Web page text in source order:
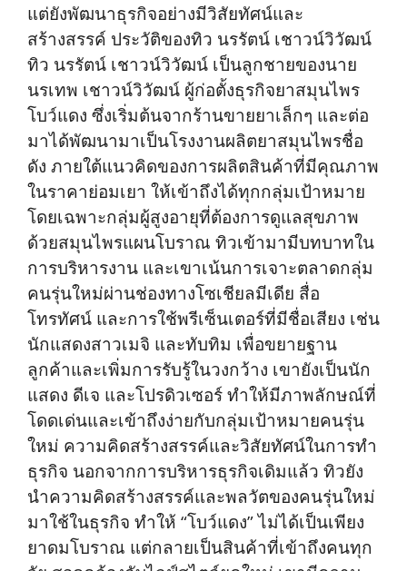
แต่ยังพัฒนาธุรกิจอย่างมีวิสัยทัศน์และ
สร้างสรรค์ ประวัติของทิว นรรัตน์ เชาวน์วิวัฒน์
ทิว นรรัตน์ เชาวน์วิวัฒน์ เป็นลูกชายของนาย
นรเทพ เชาวน์วิวัฒน์ ผู้ก่อตั้งธุรกิจยาสมุนไพร
โบว์แดง ซึ่งเริ่มต้นจากร้านขายยาเล็กๆ และต่อ
มาได้พัฒนามาเป็นโรงงานผลิตยาสมุนไพรชื่อ
ดัง ภายใต้แนวคิดของการผลิตสินค้าที่มีคุณภาพ
ในราคาย่อมเยา ให้เข้าถึงได้ทุกกลุ่มเป้าหมาย
โดยเฉพาะกลุ่มผู้สูงอายุที่ต้องการดูแลสุขภาพ
ด้วยสมุนไพรแผนโบราณ ทิวเข้ามามีบทบาทใน
การบริหารงาน และเขาเน้นการเจาะตลาดกลุ่ม
คนรุ่นใหม่ผ่านช่องทางโซเชียลมีเดีย สื่อ
โทรทัศน์ และการใช้พรีเซ็นเตอร์ที่มีชื่อเสียง เช่น
นักแสดงสาวเมจิ และทับทิม เพื่อขยายฐาน
ลูกค้าและเพิ่มการรับรู้ในวงกว้าง เขายังเป็นนัก
แสดง ดีเจ และโปรดิวเซอร์ ทำให้มีภาพลักษณ์ที่
โดดเด่นและเข้าถึงง่ายกับกลุ่มเป้าหมายคนรุ่น
ใหม่ ความคิดสร้างสรรค์และวิสัยทัศน์ในการทำ
ธุรกิจ นอกจากการบริหารธุรกิจเดิมแล้ว ทิวยัง
นำความคิดสร้างสรรค์และพลวัตของคนรุ่นใหม่
มาใช้ในธุรกิจ ทำให้ “โบว์แดง” ไม่ได้เป็นเพียง
ยาดมโบราณ แต่กลายเป็นสินค้าที่เข้าถึงคนทุก